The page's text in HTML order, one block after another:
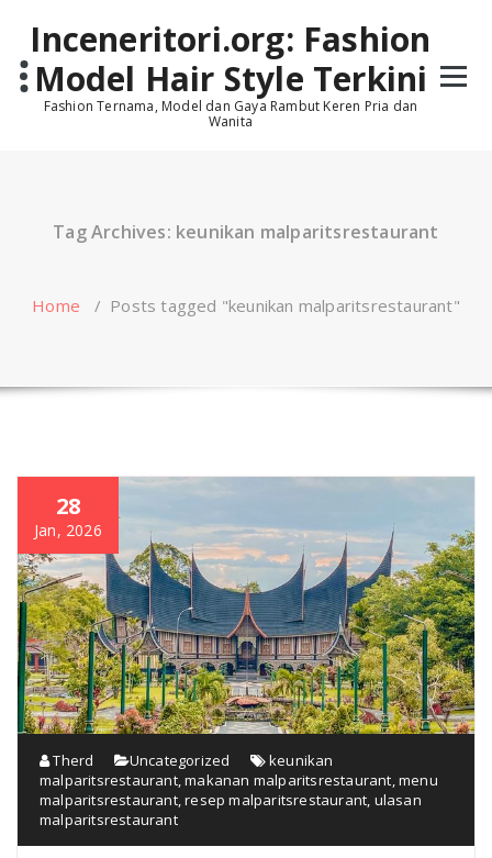
contentInceneritori.org: Fashion
Model Hair Style Terkini
Fashion Ternama, Model dan Gaya Rambut Keren Pria dan
Wanita
Tag Archives: keunikan malparitsrestaurant
Home / Posts tagged "keunikan malparitsrestaurant"
28
Jan, 2026
Therd Uncategorized
keunikan
malparitsrestaurant,makanan malparitsrestaurant ,menu
malparitsrestaurant,resep malparitsrestaurant ulasan
malparitsrestaurant